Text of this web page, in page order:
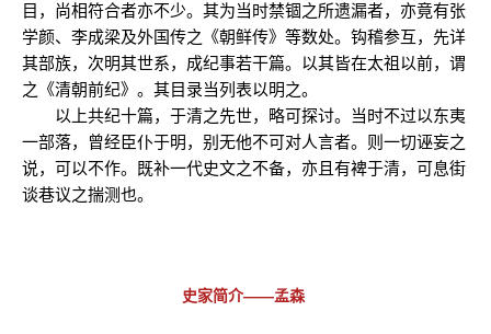
目，尚相符合者亦不少。其为当时禁锢之所遗漏者，亦竟有张
学颜、李成梁及外国传之《朝鲜传》等数处。钩稽参互，先详
其部族，次明其世系，成纪事若干篇。以其皆在太祖以前，谓
之《清朝前纪》。其目录当列表以明之。
以上共纪十篇，于清之先世，略可探讨。当时不过以东夷
一部落，曾经臣仆于明，别无他不可对人言者。则一切诬妄之
说，可以不作。既补一代史文之不备，亦且有裨于清，可息街
谈巷议之揣测也。
史家简介——孟森